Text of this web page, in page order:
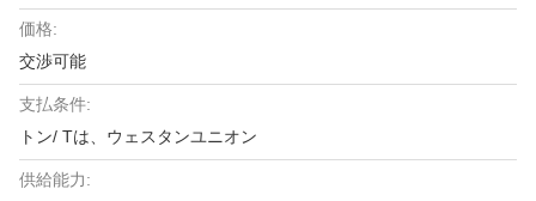
価格:
交渉可能
支払条件:
トン/ Tは、ウェスタンユニオン
供給能力: